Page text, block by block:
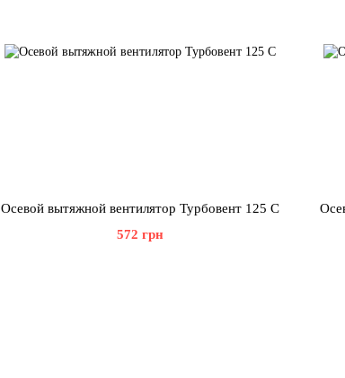
Осевой вытяжной вентилятор Турбовент 125 С
572 грн